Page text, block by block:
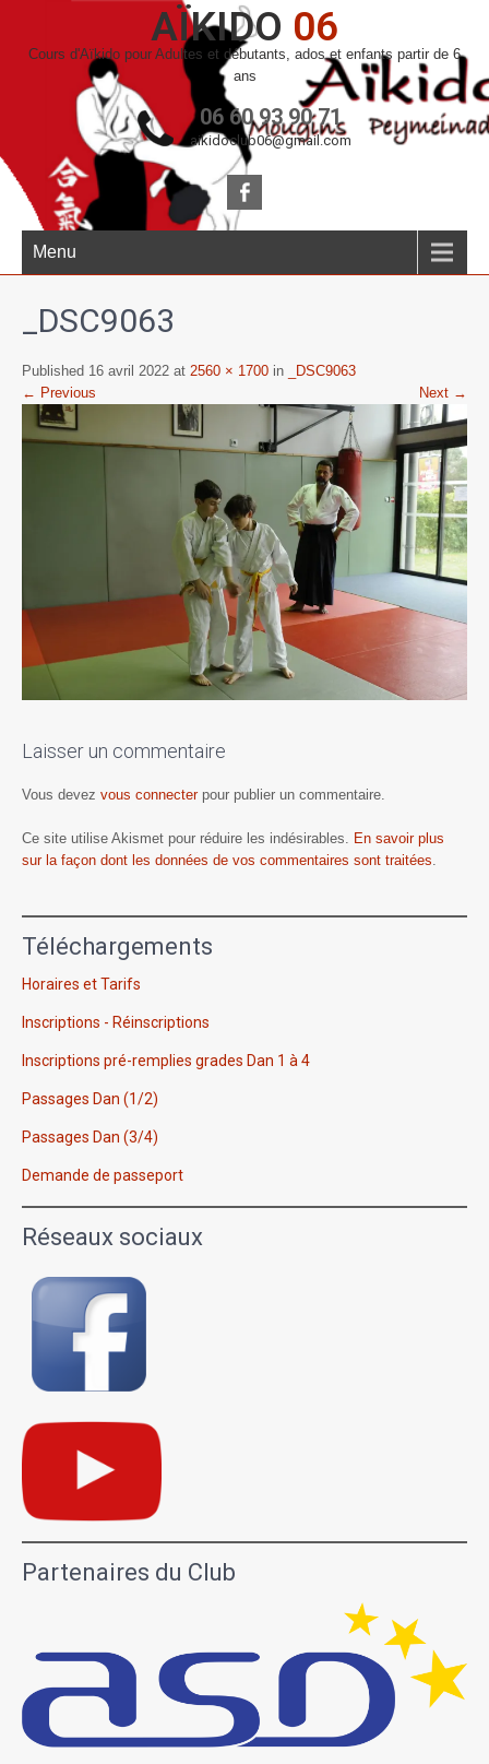
AÏKIDO 06
Cours d'Aïkido pour Adultes et débutants, ados et enfants partir de 6
ans
06 60 93 90 71
aikidoclub06@gmail.com
Menu
_DSC9063
Published 16 avril 2022 at 2560 × 1700 in
_DSC9063
← Previous
Next →
Laisser un commentaire
Vous devez vous connecterpour publier un commentaire.
Ce site utilise Akismet pour réduire les indésirables.
En savoir plus
sur la façon dont les données de vos commentaires sont traitées
Téléchargements
Horaires et Tarifs
Inscriptions - Réinscriptions
Inscriptions pré-remplies grades Dan 1 à 4
Passages Dan (1/2)
Passages Dan (3/4)
Demande de passeport
Réseaux sociaux
Partenaires du Club